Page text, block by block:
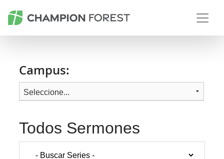
Campus:
Todos Sermones